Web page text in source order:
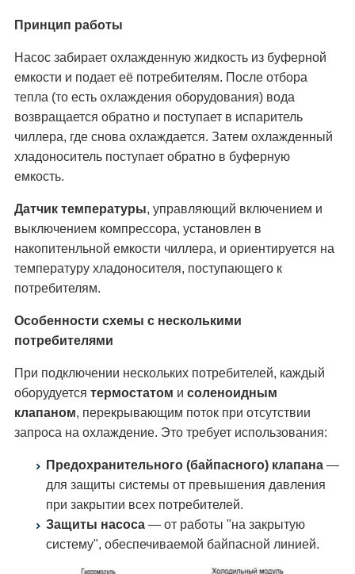
Принцип работы
Насос забирает охлажденную жидкость из буферной
емкости и подает её потребителям. После отбора
тепла (то есть охлаждения оборудования) вода
возвращается обратно и поступает в испаритель
чиллера, где снова охлаждается. Затем охлажденный
хладоноситель поступает обратно в буферную
емкость.
Датчик температуры, управляющий включением и
выключением компрессора, установлен в
накопитенльной емкости чиллера, и ориентируется на
температуру хладоносителя, поступающего к
потребителям.
Особенности схемы с несколькими
потребителями
При подключении нескольких потребителей, каждый
оборудуется термостатом и соленоидным
клапаном, перекрывающим поток при отсутствии
запроса на охлаждение. Это требует использования:
Предохранительного (байпасного) клапана —
для защиты системы от превышения давления
при закрытии всех потребителей.
Защиты насоса — от работы "на закрытую
систему", обеспечиваемой байпасной линией.